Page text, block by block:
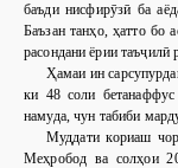
баъди нисфирӯзӣ ба
Баъзан танҳо, ҳатто бо
расондани ёрии таъҷилӣ
Ҳамаи ин
ки 48 соли
намуда, чун табиби
Муддати кориаш
Меҳробод ва солҳои